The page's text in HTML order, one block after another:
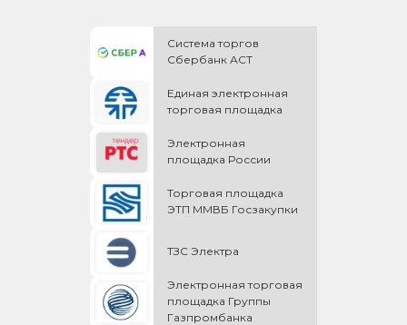
Система торгов
Сбербанк АСТ
Единая электронная
торговая площадка
Электронная
площадка России
Торговая площадка
ЭТП ММВБ Госзакупки
ТЗС Электра
Электронная торговая
площадка Группы
Газпромбанка